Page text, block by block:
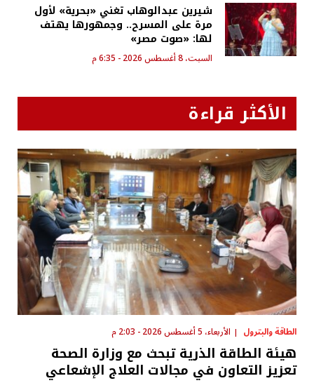
شيرين عبدالوهاب تغني «بحرية» لأول
مرة على المسرح.. وجمهورها يهتف
لها: «صوت مصر»
السبت، 8 أغسطس 2026 - 6:35 م
الأكثر قراءة
الطاقة والبترول الأربعاء، 5 أغسطس 2026 - 2:03 م
هيئة الطاقة الذرية تبحث مع وزارة الصحة
تعزيز التعاون في مجالات العلاج الإشعاعي